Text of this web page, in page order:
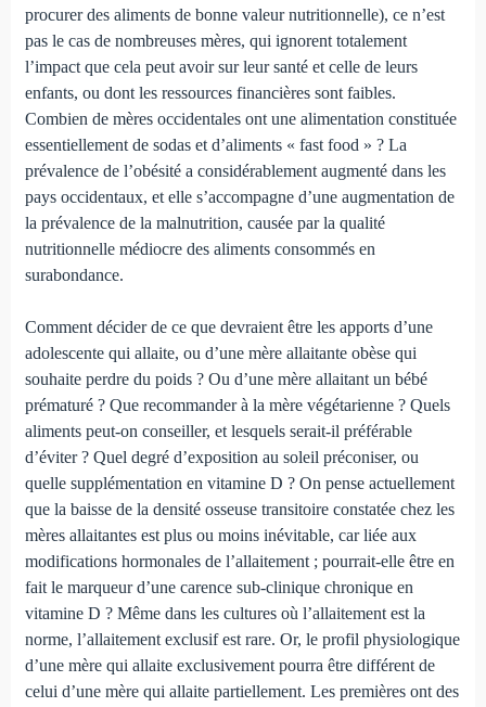
procurer des aliments de bonne valeur nutri­tionnelle), ce n’est
pas le cas de nombreuses mères, qui ignorent totalement
l’impact que cela peut avoir sur leur santé et celle de leurs
enfants, ou dont les ressources finan­cières sont faibles.
Combien de mères occidentales ont une alimentation constituée
essentiellement de sodas et d’aliments « fast food » ? La
prévalence de l’obésité a consi­dérablement augmenté dans les
pays occidentaux, et elle s’accompagne d’une augmentation de
la prévalence de la malnutrition, causée par la qualité
nutritionnelle médiocre des aliments consommés en
surabondance.
Comment décider de ce que devraient être les apports d’une
adolescente qui allaite, ou d’une mère allaitante obèse qui
souhaite perdre du poids ? Ou d’une mère allaitant un bébé
prématuré ? Que recommander à la mère végétarienne ? Quels
aliments peut-on conseiller, et lesquels serait-il préfé­rable
d’éviter ? Quel degré d’exposition au soleil préconi­ser, ou
quelle supplémentation en vitamine D ? On pense actuellement
que la baisse de la densité osseuse transitoire constatée chez les
mères allaitantes est plus ou moins inévi­table, car liée aux
modifications hormonales de l’allaitement ; pourrait-elle être en
fait le marqueur d’une carence sub-clinique chronique en
vitamine D ? Même dans les cultures où l’allaitement est la
norme, l’allaitement ex­clusif est rare. Or, le profil physiologique
d’une mère qui allaite exclusivement pourra être différent de
celui d’une mère qui allaite partiellement. Les premières ont des